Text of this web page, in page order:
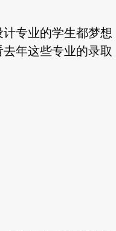
专业的学生都梦想
年这些专业的录取